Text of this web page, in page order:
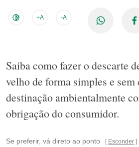
+A -A
Saiba como fazer o descarte
velho de forma simples e sem
destinação ambientalmente
obrigação do consumidor.
Se preferir, vá direto ao ponto Esconder